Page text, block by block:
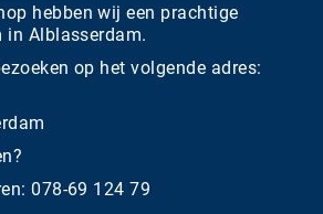
hebben wij een prachtige
in Alblasserdam.
op het volgende adres:
078-69 124 79